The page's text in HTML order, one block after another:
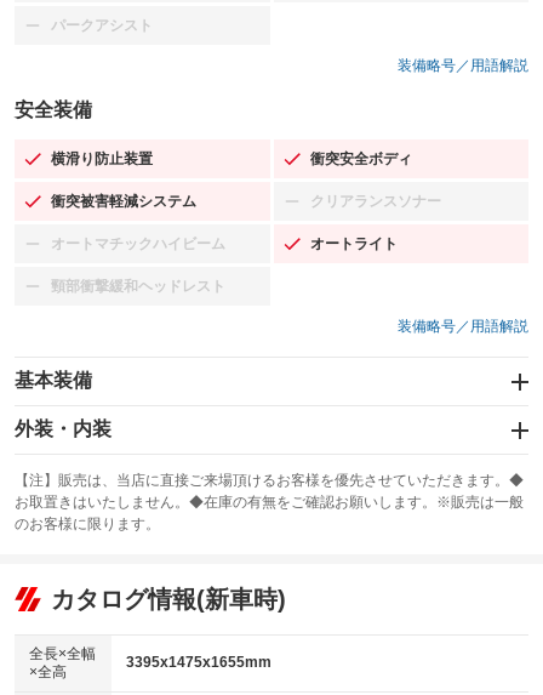
パークアシスト
：装備なし
装備略号／用語解説
安全装備
横滑り防止装置
：装備あり 衝突安全ボディ
：装備あり
衝突被害軽減システム
：装備あり クリアランスソナー
：装備なし
オートマチックハイビーム
：装備なし オートライト
：装備あり
頸部衝撃緩和ヘッドレスト
：装備なし
装備略号／用語解説
基本装備
エアバッグ：運転席/助手席
：装備あり
：装備なし
サンルーフ
：装備なし ABS
リフトアップ
：装備なし
：装備なし
パワーウィンドウ
外装・内装
カーナビ：SDナビ
：装備あり
TV
：装備なし
ビジュアル
：装備なし
：装備なし
革シート
【注】販売は、当店に直接ご来場頂けるお客様を優先させていただきます。◆
お取置きはいたしません。◆在庫の有無をご確認お願いします。※販売は一般
のお客様に限ります。
カタログ情報(新車時)
全長×全幅
×全高
3395x1475x1655mm